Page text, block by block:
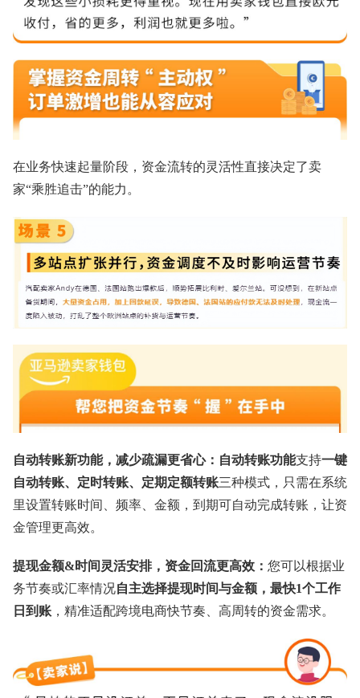
在业务快速起量阶段，资金流转的灵活性直接决定了卖
家“乘胜追击”的能力。
自动转账新功能，减少疏漏更省心：自动转账功能支持一键
自动转账、定时转账、定期定额转账三种模式，只需在系统
里设置转账时间、频率、金额，到期可自动完成转账，让资
金管理更高效。
提现金额&时间灵活安排，资金回流更高效： 您可以根据业
务节奏或汇率情况自主选择提现时间与金额，最快1个工作
日到账 ，精准适配跨境电商快节奏、高周转的资金需求。